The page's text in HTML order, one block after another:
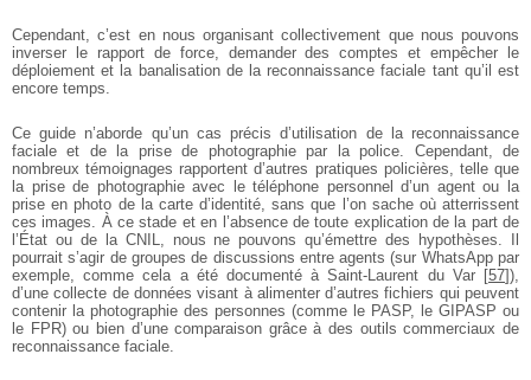
Cependant, c’est en nous organisant collectivement que nous pouvons
inverser le rapport de force, demander des comptes et empêcher le
déploiement et la banalisation de la reconnaissance faciale tant qu’il est
encore temps.
Ce guide n’aborde qu’un cas précis d’utilisation de la reconnaissance
faciale et de la prise de photographie par la police. Cependant, de
nombreux témoignages rapportent d’autres pratiques policières, telle que
la prise de photographie avec le téléphone personnel d’un agent ou la
prise en photo de la carte d’identité, sans que l’on sache où atterrissent
ces images. À ce stade et en l’absence de toute explication de la part de
l’État ou de la CNIL, nous ne pouvons qu’émettre des hypothèses. Il
pourrait s’agir de groupes de discussions entre agents (sur WhatsApp par
exemple, comme cela a été documenté à Saint-Laurent du Var[57]),
d’une collecte de données visant à alimenter d’autres fichiers qui peuvent
contenir la photographie des personnes (comme le PASP, le GIPASP ou
le FPR) ou bien d’une comparaison grâce à des outils commerciaux de
reconnaissance faciale.